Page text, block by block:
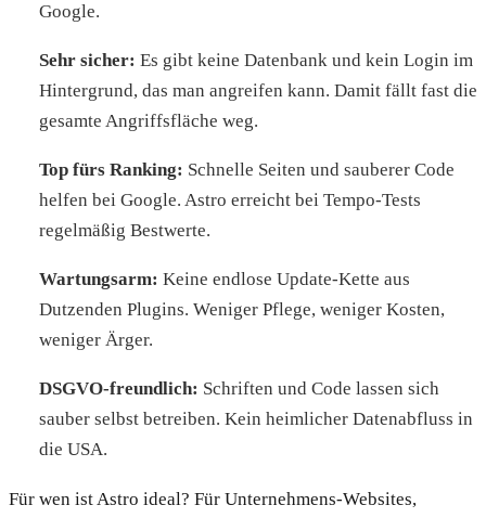
Google.
Sehr sicher: Es gibt keine Datenbank und kein Login im
Hintergrund, das man angreifen kann. Damit fällt fast die
gesamte Angriffsfläche weg.
Top fürs Ranking: Schnelle Seiten und sauberer Code
helfen bei Google. Astro erreicht bei Tempo-Tests
regelmäßig Bestwerte.
Wartungsarm: Keine endlose Update-Kette aus
Dutzenden Plugins. Weniger Pflege, weniger Kosten,
weniger Ärger.
DSGVO-freundlich: Schriften und Code lassen sich
sauber selbst betreiben. Kein heimlicher Datenabfluss in
die USA.
Für wen ist Astro ideal? Für Unternehmens-Websites,